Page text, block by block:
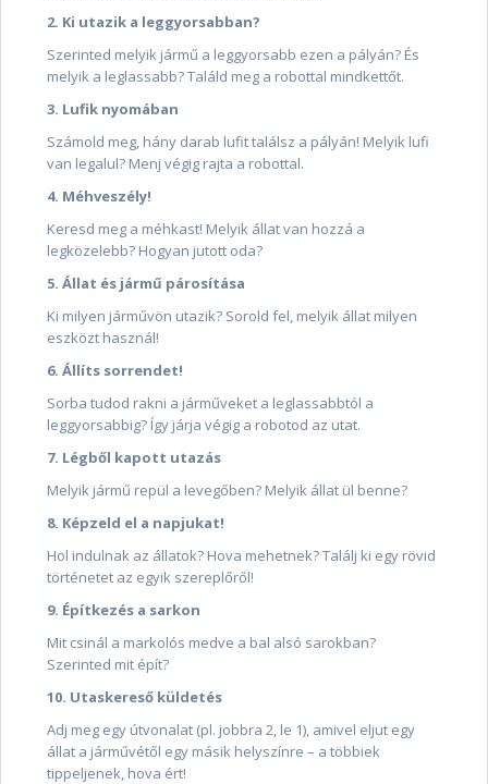
2. Ki utazik a leggyorsabban?
Szerinted melyik jármű a leggyorsabb ezen a pályán? És
melyik a leglassabb? Találd meg a robottal mindkettőt.
3. Lufik nyomában
Számold meg, hány darab lufit találsz a pályán! Melyik lufi
van legalul? Menj végig rajta a robottal.
4. Méhveszély!
Keresd meg a méhkast! Melyik állat van hozzá a
legközelebb? Hogyan jutott oda?
5. Állat és jármű párosítása
Ki milyen járművön utazik? Sorold fel, melyik állat milyen
eszközt használ!
6. Állíts sorrendet!
Sorba tudod rakni a járműveket a leglassabbtól a
leggyorsabbig? Így járja végig a robotod az utat.
7. Légből kapott utazás
Melyik jármű repül a levegőben? Melyik állat ül benne?
8. Képzeld el a napjukat!
Hol indulnak az állatok? Hova mehetnek? Találj ki egy rövid
történetet az egyik szereplőről!
9. Építkezés a sarkon
Mit csinál a markolós medve a bal alsó sarokban?
Szerinted mit épít?
10. Utaskereső küldetés
Adj meg egy útvonalat (pl. jobbra 2, le 1), amivel eljut egy
állat a járművétől egy másik helyszínre – a többiek
tippeljenek, hova ért!